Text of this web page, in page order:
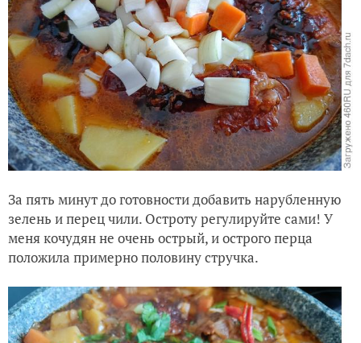
За пять минут до готовности добавить нарубленную
зелень и перец чили. Остроту регулируйте сами! У
меня кочудян не очень острый, и острого перца
положила примерно половину стручка.